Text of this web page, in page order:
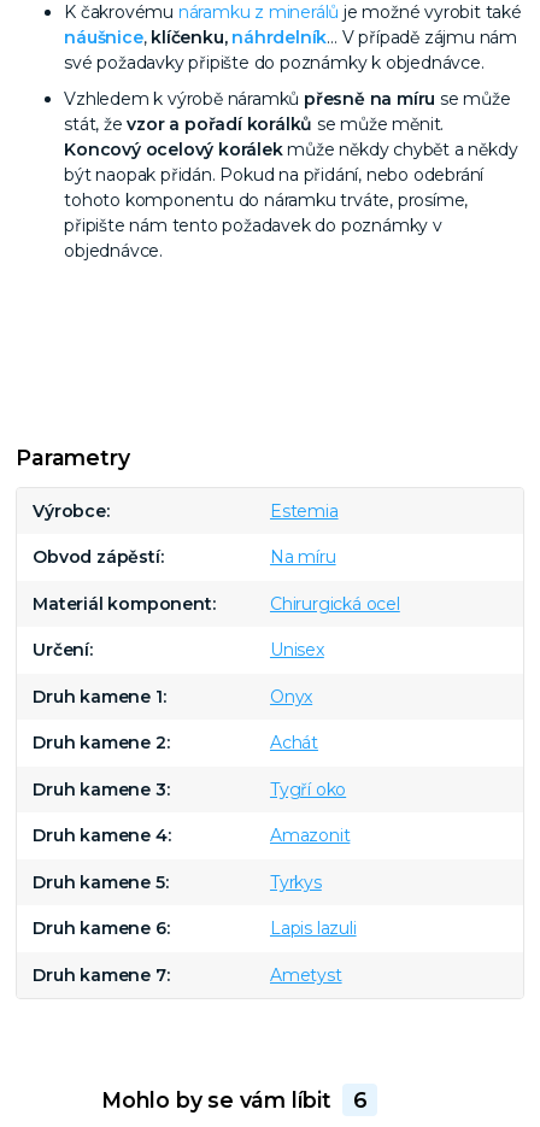
K čakrovému náramku z minerálů je možné vyrobit také
náušnice, klíčenku, náhrdelník… V případě zájmu nám
své požadavky připište do poznámky k objednávce.
Vzhledem k výrobě náramků přesně na míru se může
stát, ževzor a pořadí korálků se může měnit.
Koncový ocelový korálekmůže někdy chybět a někdy
být naopak přidán. Pokud na přidání, nebo odebrání
tohoto komponentu do náramku trváte, prosíme,
připište nám tento požadavek do poznámky v
objednávce.
Parametry
Výrobce Estemia
Obvod zápěstí Na míru
Materiál komponent Chirurgická ocel
Určení Unisex
Druh kamene 1 Onyx
Druh kamene 2 Achát
Druh kamene 3 Tygří oko
Druh kamene 4 Amazonit
Druh kamene 5 Tyrkys
Druh kamene 6 Lapis lazuli
Druh kamene 7 Ametyst
Mohlo by se vám líbit 6